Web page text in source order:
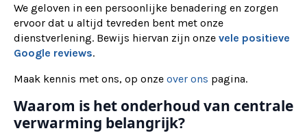
We geloven in een persoonlijke benadering en zorgen
ervoor dat u altijd tevreden bent met onze
dienstverlening. Bewijs hiervan zijn onze vele positieve
Google reviews.
Maak kennis met ons, op onze over ons pagina.
Waarom is het onderhoud van centrale
verwarming belangrijk?